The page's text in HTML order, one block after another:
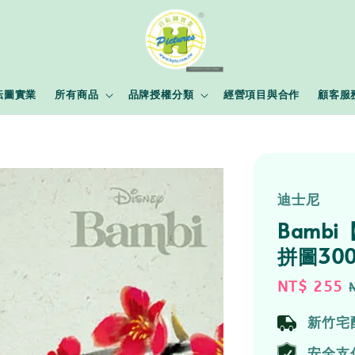
圖實業 所有商品 品牌授權分類 經營項目與合作 顧客服
迪士尼
Bambi
拼圖
Sale
NT$ 255
新竹宅